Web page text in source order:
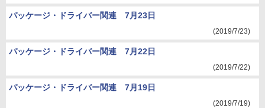
パッケージ・ドライバー関連 7月23日
(2019/7/23)
パッケージ・ドライバー関連 7月22日
(2019/7/22)
パッケージ・ドライバー関連 7月19日
(2019/7/19)